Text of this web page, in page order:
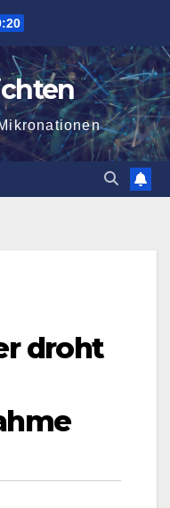
droht